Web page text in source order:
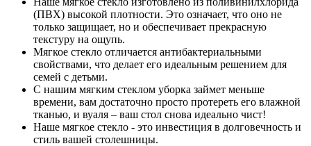
(ПВХ) высокой плотности. Это означает, что оно не
только защищает, но и обеспечивает прекрасную
текстуру на ощупь.
Мягкое стекло отличается антибактериальными
свойствами, что делает его идеальным решением для
семей с детьми.
С нашим мягким стеклом уборка займет меньше
времени, вам достаточно просто протереть его влажной
тканью, и вуаля – ваш стол снова идеально чист!
Наше мягкое стекло - это инвестиция в долговечность и
стиль вашей столешницы.